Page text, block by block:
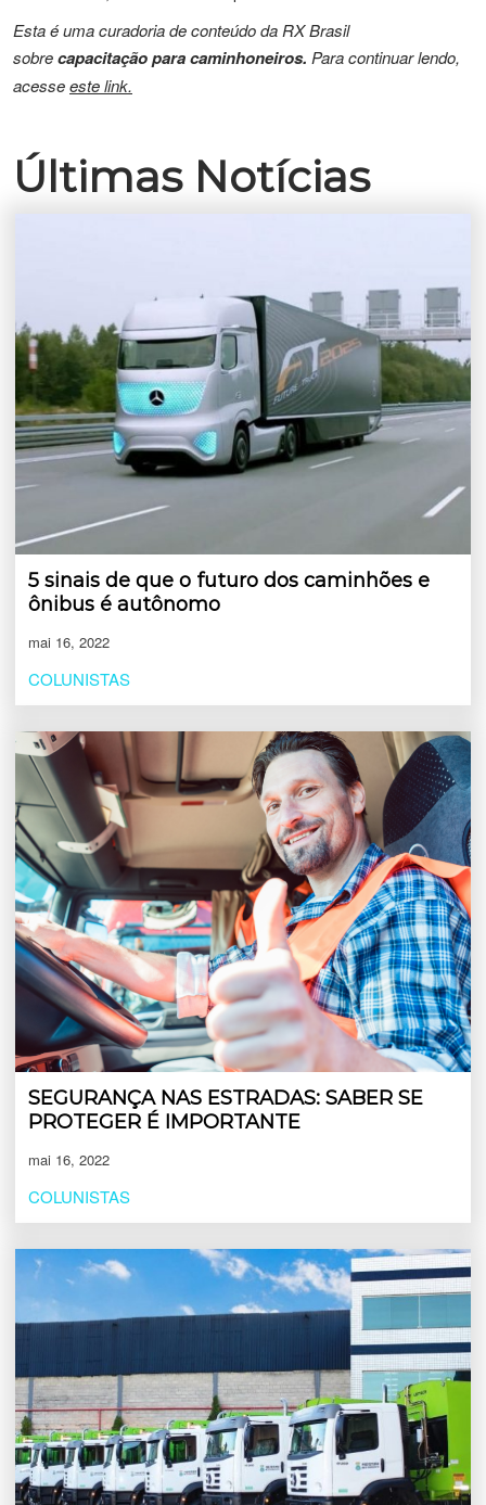
Esta é uma curadoria de conteúdo da RX Brasil
sobrecapacitação para caminhoneiros. Para continuar lendo,
acesseeste link.
Últimas Notícias
5 sinais de que o futuro dos caminhões e
ônibus é autônomo
mai 16, 2022
COLUNISTAS
SEGURANÇA NAS ESTRADAS: SABER SE
PROTEGER É IMPORTANTE
mai 16, 2022
COLUNISTAS